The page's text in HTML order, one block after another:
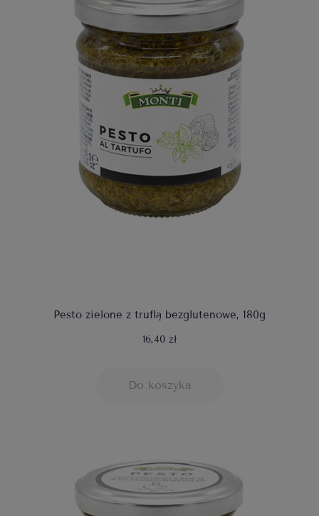
Pesto zielone z truflą bezglutenowe, 180g
16,40 zł
Do koszyka